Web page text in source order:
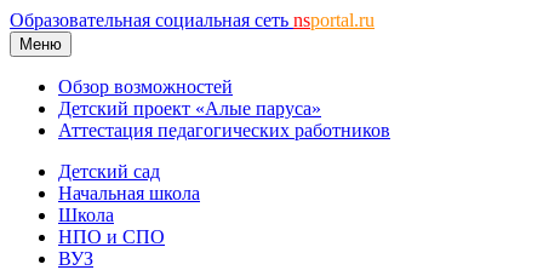
Образовательная социальная сеть nsportal.ru
Меню
Обзор возможностей
Детский проект «Алые паруса»
Аттестация педагогических работников
Детский сад
Начальная школа
Школа
НПО и СПО
ВУЗ